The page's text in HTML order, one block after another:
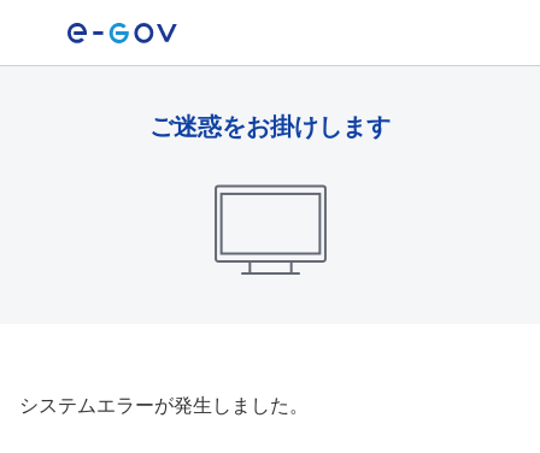
ご迷惑をお掛けします
システムエラーが発生しました。